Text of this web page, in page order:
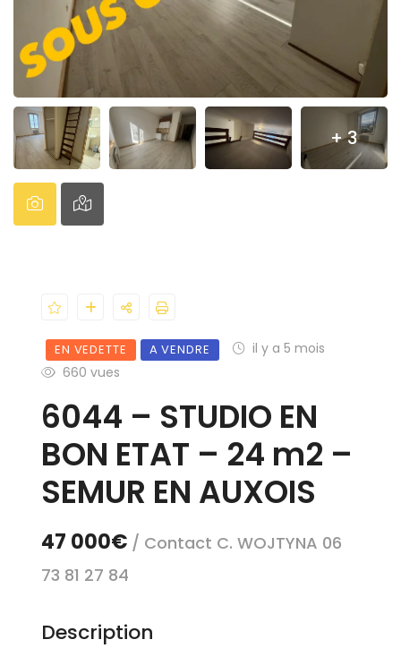
+ 3
EN VEDETTE A VENDRE
il y a 5 mois
660 vues
6044 – STUDIO EN
BON ETAT – 24 m2 –
SEMUR EN AUXOIS
47 000€ / Contact C. WOJTYNA 06
73 81 27 84
Description